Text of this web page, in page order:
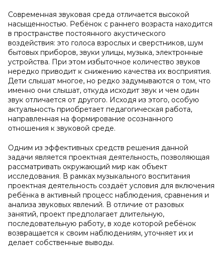
Современная звуковая среда отличается высокой
насыщенностью. Ребёнок с раннего возраста находится
в пространстве постоянного акустического
воздействия: это голоса взрослых и сверстников, шум
бытовых приборов, звуки улицы, музыка, электронные
устройства. При этом избыточное количество звуков
нередко приводит к снижению качества их восприятия.
Дети слышат многое, но редко задумываются о том, что
именно они слышат, откуда исходит звук и чем один
звук отличается от другого. Исходя из этого, особую
актуальность приобретает педагогическая работа,
направленная на формирование осознанного
отношения к звуковой среде.
Одним из эффективных средств решения данной
задачи является проектная деятельность, позволяющая
рассматривать окружающий мир как объект
исследования. В рамках музыкального воспитания
проектная деятельность создаёт условия для включения
ребёнка в активный процесс наблюдения, сравнения и
анализа звуковых явлений. В отличие от разовых
занятий, проект предполагает длительную,
последовательную работу, в ходе которой ребёнок
возвращается к своим наблюдениям, уточняет их и
делает собственные выводы.